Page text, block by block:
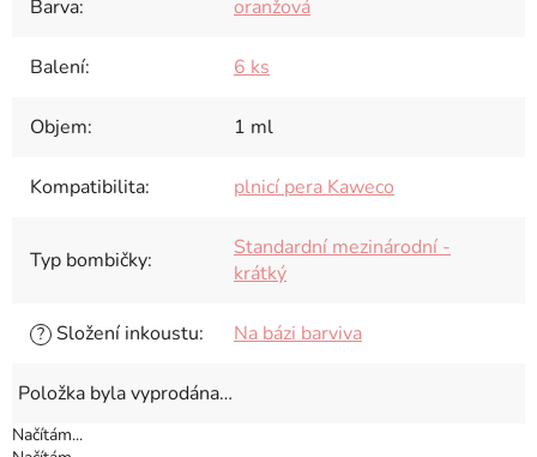
Barva: oranžová
Balení: 6 ks
Objem: 1 ml
Kompatibilita: plnicí pera Kaweco
Typ bombičky:
Standardní mezinárodní -
krátký
? Složení inkoustu: Na bázi barviva
Položka byla vyprodána…
Načítám...